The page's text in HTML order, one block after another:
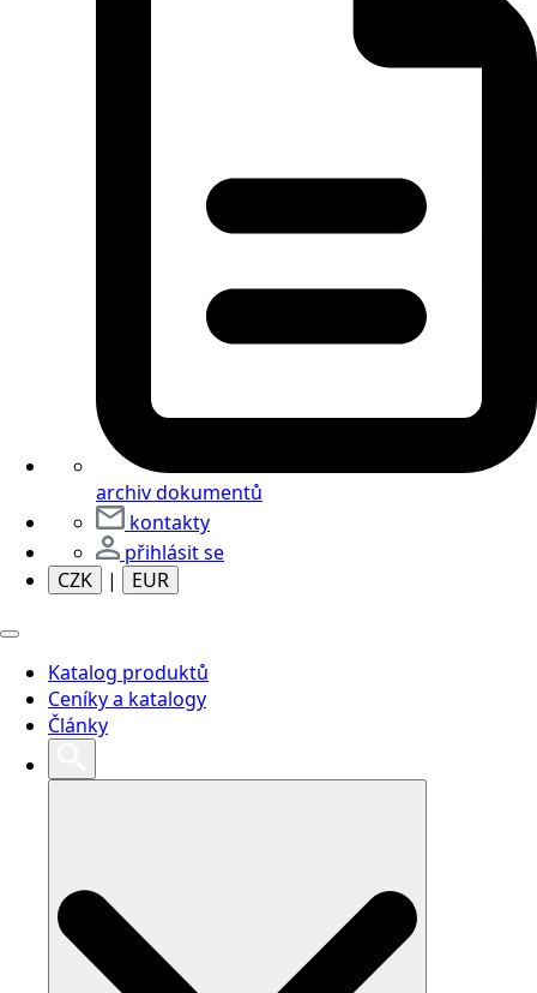
archiv dokumentů
kontakty
přihlásit se
CZK
| EUR
Katalog produktů
Ceníky a katalogy
Články
Search